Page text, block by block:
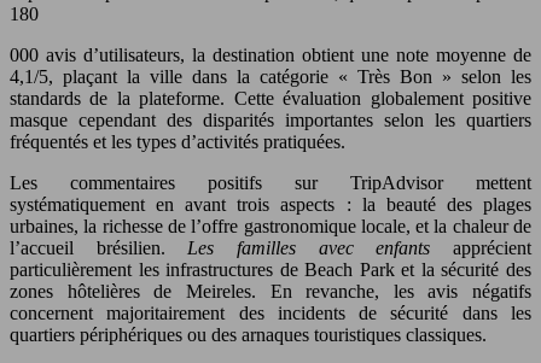
180
000 avis d’utilisateurs, la destination obtient une note moyenne de
4,1/5, plaçant la ville dans la catégorie « Très Bon » selon les
standards de la plateforme. Cette évaluation globalement positive
masque cependant des disparités importantes selon les quartiers
fréquentés et les types d’activités pratiquées.
Les commentaires positifs sur TripAdvisor mettent
systématiquement en avant trois aspects : la beauté des plages
urbaines, la richesse de l’offre gastronomique locale, et la chaleur de
l’accueil brésilien. Les familles avec enfants apprécient
particulièrement les infrastructures de Beach Park et la sécurité des
zones hôtelières de Meireles. En revanche, les avis négatifs
concernent majoritairement des incidents de sécurité dans les
quartiers périphériques ou des arnaques touristiques classiques.